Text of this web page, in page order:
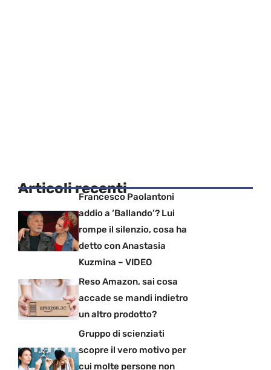
Articoli recentiFrancesco Paolantoni
addio a ‘Ballando’? Lui
rompe il silenzio, cosa ha
detto con Anastasia
Kuzmina – VIDEO
Reso Amazon, sai cosa
accade se mandi indietro
un altro prodotto?
Gruppo di scienziati
scopre il vero motivo per
cui molte persone non